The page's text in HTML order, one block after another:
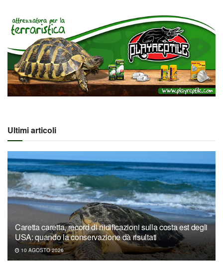
Ultimi articoli
Caretta caretta, record di nidificazioni sulla costa est degli
USA: quando la conservazione dà risultati
10 AGOSTO 2026